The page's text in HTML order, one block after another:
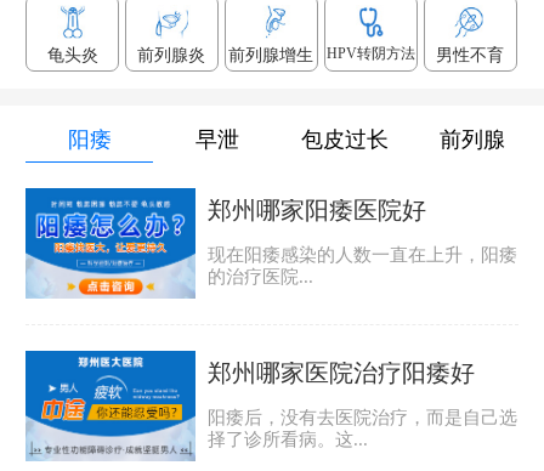
龟头炎 前列腺炎 前列腺增生 HPV转阴方法 男性不育
阳痿 早泄 包皮过长 前列腺
郑州哪家阳痿医院好
现在阳痿感染的人数一直在上升，阳痿
的治疗医院...
郑州哪家医院治疗阳痿好
阳痿后，没有去医院治疗，而是自己选
择了诊所看病。这...